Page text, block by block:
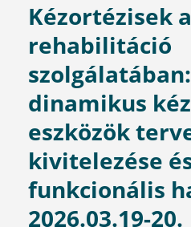
Kézortézisek a
rehabilitáció
dinamikus
eszközök
kivitelezése
funkcionális
2026.03.19-20.